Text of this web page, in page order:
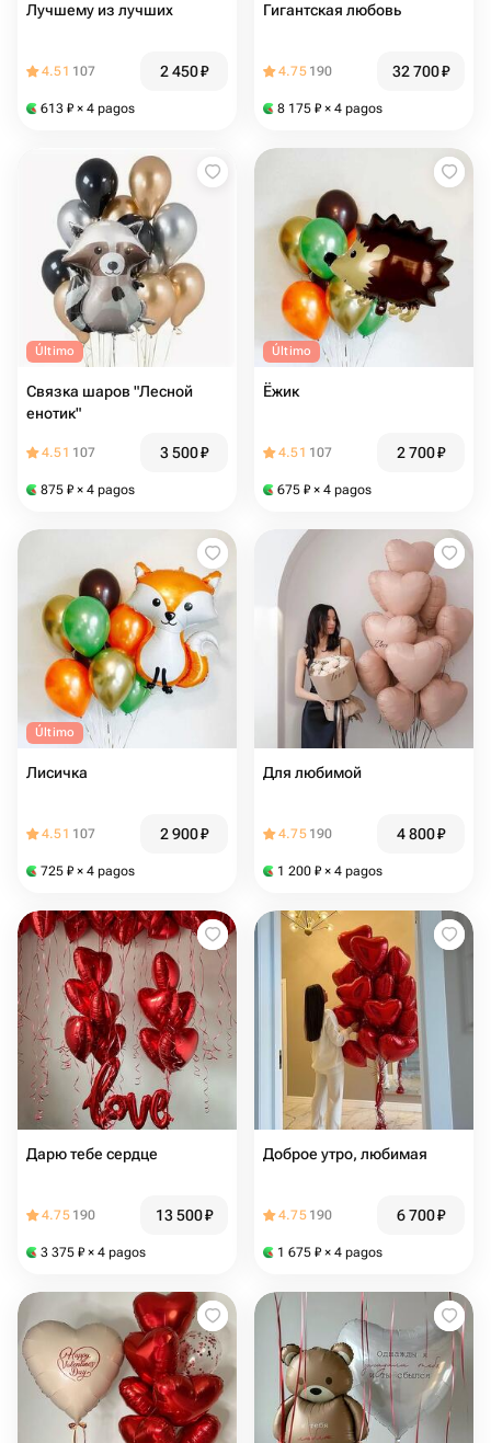
Лучшему из лучших
4.51 107 2 450₽
613 ₽ × 4 pagos
Гигантская любовь
4.75 190 32 700₽
8 175 ₽ × 4 pagos
Último
Связка шаров "Лесной
енотик"
4.51 107 3 500₽
875 ₽ × 4 pagos
Último
Ёжик
4.51 107 2 700₽
675 ₽ × 4 pagos
Último
Лисичка
4.51 107 2 900₽
725 ₽ × 4 pagos
Для любимой
4.75 190 4 800₽
1 200 ₽ × 4 pagos
Дарю тебе сердце
4.75 190 13 500₽
3 375 ₽ × 4 pagos
Доброе утро, любимая
4.75 190 6 700₽
1 675 ₽ × 4 pagos